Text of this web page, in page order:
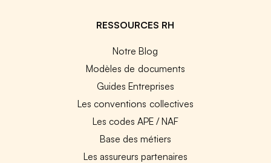
RESSOURCES RH
Notre Blog
Modèles de documents
Guides Entreprises
Les conventions collectives
Les codes APE / NAF
Base des métiers
Les assureurs partenaires